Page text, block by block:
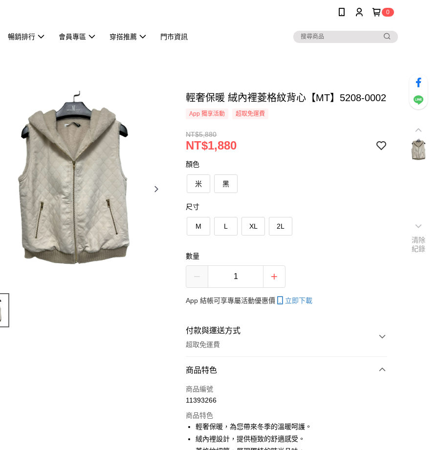
0
暢銷排行 會員專區 穿搭推薦 門市資訊
輕奢保暖 絨內裡菱格紋背心【MT】5208-0002
App 獨享活動 超取免運費
NT$5,880
NT$1,880
顏色
米 黑
尺寸
M L XL 2L
數量
App 結帳可享專屬活動優惠價 立即下載
付款與運送方式
超取免運費
付款方式
信用卡一次付款
ATM付款
商品特色
商品編號
11393266
商品特色
輕奢保暖，為您帶來冬季的溫暖呵護。
絨內裡設計，提供極致的舒適感受。
清除
紀錄